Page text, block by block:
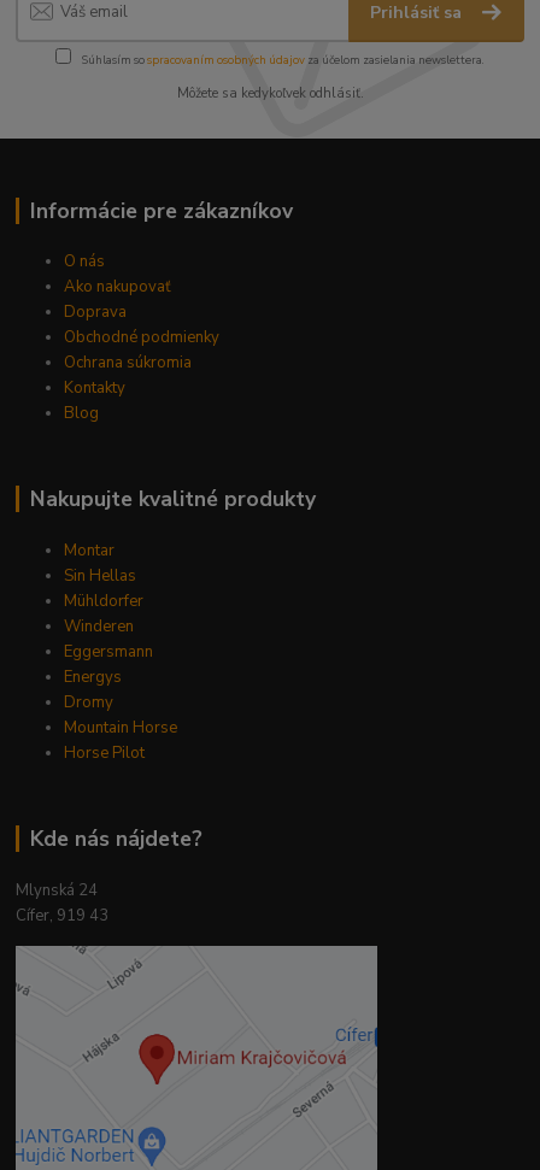
Prihlásiť sa
Súhlasím sospracovaním osobných údajov za účelom zasielania newslettera.
Môžete sa kedykoľvek odhlásiť.
Informácie pre zákazníkov
O nás
Ako nakupovať
Doprava
Obchodné podmienky
Ochrana súkromia
Kontakty
Blog
Nakupujte kvalitné produkty
Montar
Sin Hellas
Mühldorfer
Winderen
Eggersmann
Energys
Dromy
Mountain Horse
Horse Pilot
Kde nás nájdete?
Mlynská 24
Cífer, 919 43